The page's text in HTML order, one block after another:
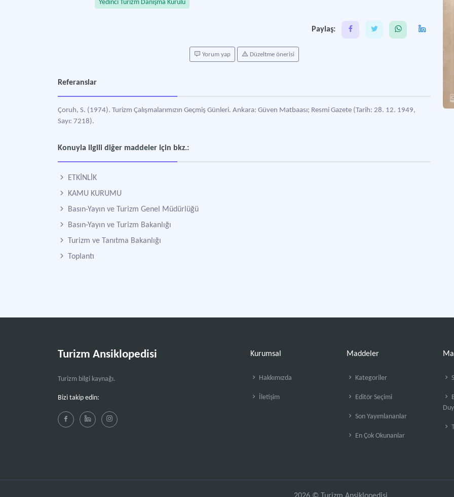
Yedinci Turizm Danışma Kurulu
Paylaş:
Yorum yap Düzeltme önerisi
Referanslar
Çoruh, S. (1974). Turizm Çalışmalarımızın Geçmiş Günleri. Ankara: Güven Matbaası; Resmi Gazete (Tarih: 28. 12. 1949,
Sayı: 7218).
Konuyla ilgili diğer maddeler için bkz.:
ETKİNLİK
KAMU KURUMU
Basın-Yayın ve Turizm Genel Müdürlüğü
Basın-Yayın ve Turizm Bakanlığı
Turizm ve Tanıtma Bakanlığı
Toplantı
Turizm Ansiklopedisi
Turizm bilgi kaynağı.
Bizi takip edin:
Kurumsal
Hakkımızda
İletişim
Maddeler
Kategoriler
Editör Seçimi
Son Yayımlananlar
En Çok Okunanlar